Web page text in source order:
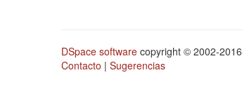
DSpace software copyright © 2002-2016
Contacto | Sugerencias